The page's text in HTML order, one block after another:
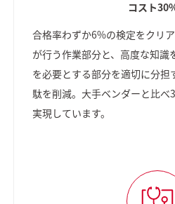
コスト
合格率わずか6%の検定をクリ
が行う作業部分と、高度な知識
を必要とする部分を適切に分担
駄を削減。大手ベンダーと比べ
実現しています。